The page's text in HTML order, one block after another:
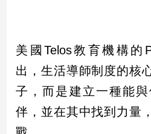
美國Telos教育機構的
出，生活導師制度的核
子，而是建立一種能
伴，並在其中找到力量